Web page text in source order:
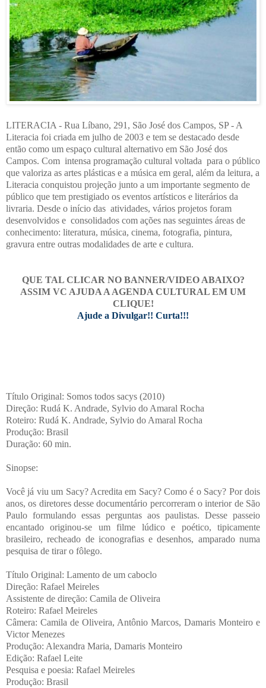
LITERACIA - Rua Líbano, 291, São José dos Campos, SP - A
Literacia foi criada em julho de 2003 e tem se destacado desde
então como um espaço cultural alternativo em São José dos
Campos. Com intensa programação cultural voltada para o público
que valoriza as artes plásticas e a música em geral, além da leitura, a
Literacia conquistou projeção junto a um importante segmento de
público que tem prestigiado os eventos artísticos e literários da
livraria. Desde o início das atividades, vários projetos foram
desenvolvidos e consolidados com ações nas seguintes áreas de
conhecimento: literatura, música, cinema, fotografia, pintura,
gravura entre outras modalidades de arte e cultura.
QUE TAL CLICAR NO BANNER/VIDEO ABAIXO?
ASSIM VC AJUDA A AGENDA CULTURAL EM UM
CLIQUE!
Ajude a Divulgar!! Curta!!!
Título Original: Somos todos sacys (2010)
Direção: Rudá K. Andrade, Sylvio do Amaral Rocha
Roteiro: Rudá K. Andrade, Sylvio do Amaral Rocha
Produção: Brasil
Duração: 60 min.
Sinopse:
Você já viu um Sacy? Acredita em Sacy? Como é o Sacy? Por dois
anos, os diretores desse documentário percorreram o interior de São
Paulo formulando essas perguntas aos paulistas. Desse passeio
encantado originou-se um filme lúdico e poético, tipicamente
brasileiro, recheado de iconografias e desenhos, amparado numa
pesquisa de tirar o fôlego.
Título Original: Lamento de um caboclo
Direção: Rafael Meireles
Assistente de direção: Camila de Oliveira
Roteiro: Rafael Meireles
Câmera: Camila de Oliveira, Antônio Marcos, Damaris Monteiro e
Victor Menezes
Produção: Alexandra Maria, Damaris Monteiro
Edição: Rafael Leite
Pesquisa e poesia: Rafael Meireles
Produção: Brasil